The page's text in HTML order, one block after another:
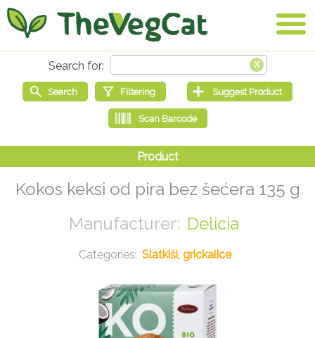
Kokos keksi od pira bez šećera 135 g
Delicia
Slatkiši, grickalice